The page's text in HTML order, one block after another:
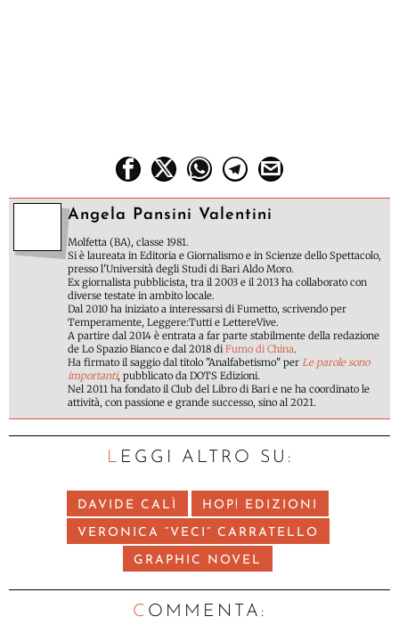
Angela Pansini Valentini
Molfetta (BA), classe 1981.
Si è laureata in Editoria e Giornalismo e in Scienze dello Spettacolo,
presso l'Università degli Studi di Bari Aldo Moro.
Ex giornalista pubblicista, tra il 2003 e il 2013 ha collaborato con
diverse testate in ambito locale.
Dal 2010 ha iniziato a interessarsi di Fumetto, scrivendo per
Temperamente, Leggere:Tutti e LettereVive.
A partire dal 2014 è entrata a far parte stabilmente della redazione
de Lo Spazio Bianco e dal 2018 di Fumo di China.
Ha firmato il saggio dal titolo "Analfabetismo" per Le parole sono
importanti, pubblicato da DOTS Edizioni.
Nel 2011 ha fondato il Club del Libro di Bari e ne ha coordinato le
attività, con passione e grande successo, sino al 2021.
LEGGI ALTRO SU:
DAVIDE CALÌ HOP! EDIZIONI
VERONICA “VECI” CARRATELLO
GRAPHIC NOVEL
C OMMENTA: